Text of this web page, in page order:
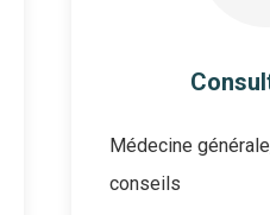
Médecine
conseils